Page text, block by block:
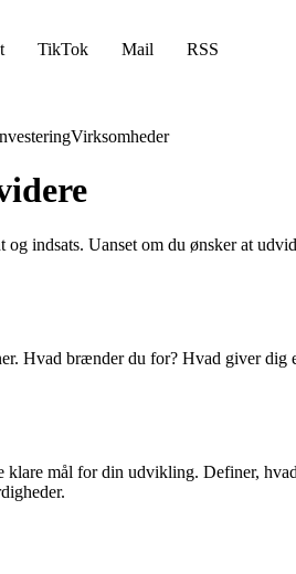
TikTok Mail RSS
Virksomheder
indsats. Uanset om du ønsker at
Hvad brænder du for? Hvad giver
mål for din udvikling. Definer,